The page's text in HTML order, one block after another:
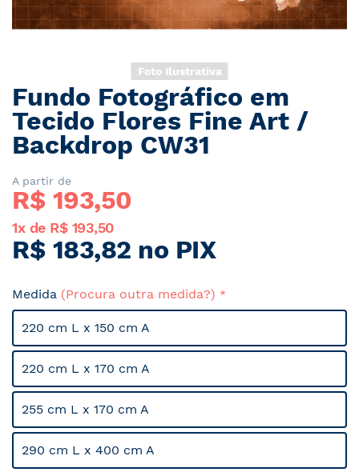
Foto Ilustrativa
Saltar
para
o
início
Galeria
de
imagens
Fundo Fotográfico em
Tecido Flores Fine Art /
Backdrop CW31
A partir de
R$ 193,50
1x de R$ 193,50
R$ 183,82 no PIX
Medida (Procura outra medida?)
220 cm L x 150 cm A
220 cm L x 170 cm A
255 cm L x 170 cm A
290 cm L x 400 cm A